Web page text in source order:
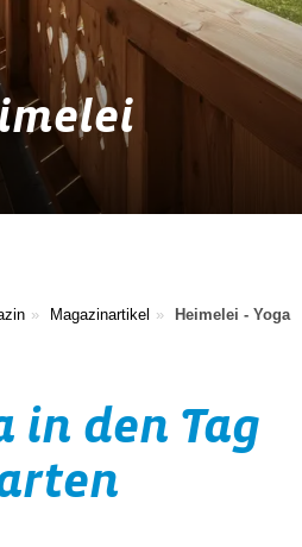
Heimelei - Yoga
Magazinartikel
in den Tag